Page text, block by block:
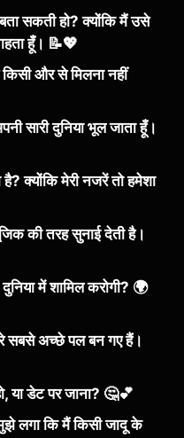
सकती हो? क्योंकि मैं उसे
हूँ। 📝💖
और से मिलना नहीं
सारी दुनिया भूल जाता हूँ।
है? क्योंकि मेरी नजरें तो हमेशा
की तरह सुनाई देती है।
में शामिल करोगी? 🌍
सबसे अच्छे पल बन गए हैं।
या डेट पर जाना? 🤔💕
लगा कि मैं किसी जादू के